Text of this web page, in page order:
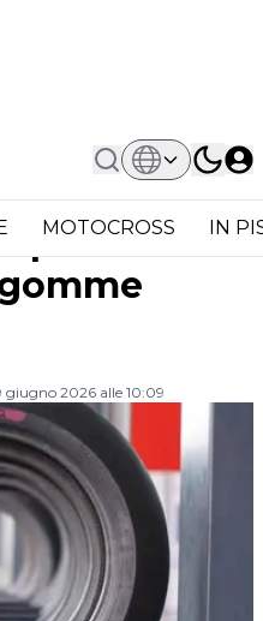
MOTOCROSS IN
Come Coca-Cola E
come
"Non
giugno 2026 alle 10:09